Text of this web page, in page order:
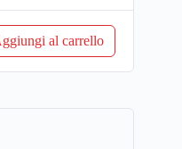
al carrello